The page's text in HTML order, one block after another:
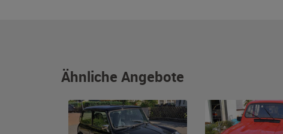
Ähnliche Angebote